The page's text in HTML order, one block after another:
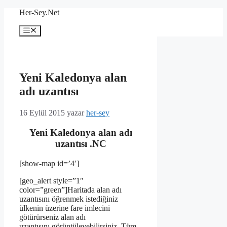
İçeriğeHer-Sey.Net
Menü
Yeni Kaledonya alan
adı uzantısı
16 Eylül 2015 yazarher-sey
Yeni Kaledonya alan adı
uzantısı .NC
[show-map id=’4′]
[geo_alert style=”1″
color=”green”]Haritada alan adı
uzantısını öğrenmek istediğiniz
ülkenin üzerine fare imlecini
götürürseniz alan adı